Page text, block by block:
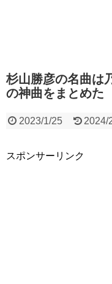
杉山勝彦の名曲は
の神曲をまとめた
2023/1/25 2024/
スポンサーリンク